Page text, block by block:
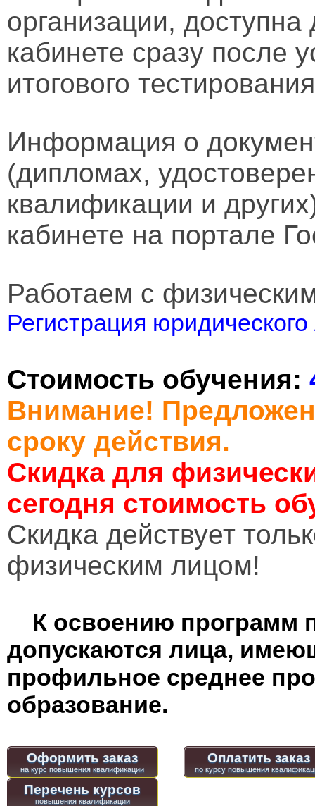
организации,
кабинете сразу после
итогового
Информация о
(дипломах,
квалификации и
кабинете на портале
Работаем с
Регистрация
Стоимость обучения:
Внимание!
сроку действия.
Скидка для
сегодня стоимость
Cкидка действует
физическим лицом!
К освоению программ
допускаются лица,
профильное среднее
образование.
Оформить заказ Оплатить заказ
Перечень курсов
повышения квалификации